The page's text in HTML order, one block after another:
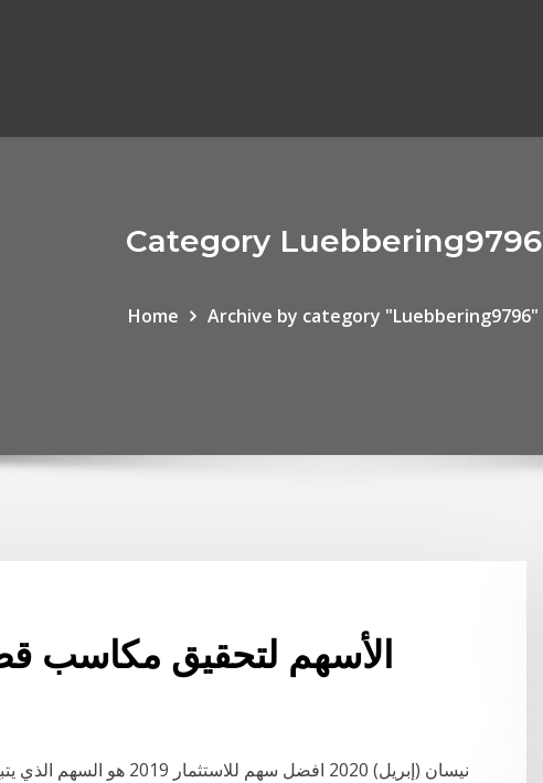
Category Luebbering9796
Home Archive by category "Luebbering9796"
الأسهم لتحقيق مكاسب